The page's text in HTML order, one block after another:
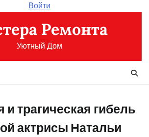
Войти
Ремонта
Уютный Дом
трагическая гибель
актрисы Натальи